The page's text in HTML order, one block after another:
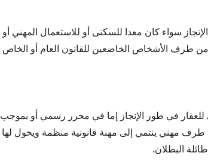
سواء كان معدا للسكنى أو للاستعمال المهني أو
من طرف الأشخاص الخاضعين للقانون العام أو الخاص
للعقار في طور الإنجاز إما في محرر رسمي أو بموجب
طرف مهني ينتمي إلى مهنة قانونية منظمة ويخول لها
البطلان.